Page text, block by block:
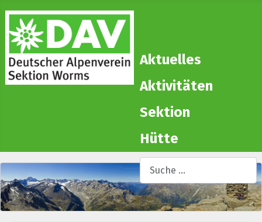
Aktuelles
Aktivitäten
Sektion
Hütte
Suchen